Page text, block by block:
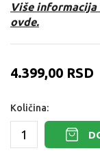
Više
ovde.
4.399,00 RSD
Količina: